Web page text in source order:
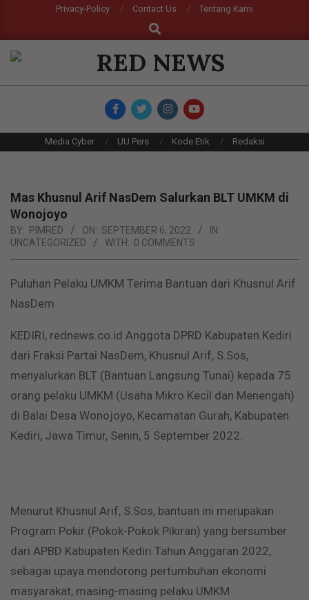
content
Privacy-Policy Contact Us
Tentang Kami
Search
RED
Media Cyber UU Pers Kode Etik Redaksi
Mas Khusnul Arif NasDem Salurkan BLT UMKM di
Wonojoyo
BY: PIMRED ON: SEPTEMBER 6, 2022
IN:
UNCATEGORIZED
WITH: 0 COMMENTS
Puluhan Pelaku UMKM Terima Bantuan dari Khusnul Arif
NasDem
KEDIRI, rednews.co.id Anggota DPRD Kabupaten Kediri
dari Fraksi Partai NasDem, Khusnul Arif, S.Sos,
menyalurkan BLT (Bantuan Langsung Tunai) kepada 75
orang pelaku UMKM (Usaha Mikro Kecil dan Menengah)
di Balai Desa Wonojoyo, Kecamatan Gurah, Kabupaten
Kediri, Jawa Timur, Senin, 5 September 2022.
Menurut Khusnul Arif, S.Sos, bantuan ini merupakan
Program Pokir (Pokok-Pokok Pikiran) yang bersumber
dari APBD Kabupaten Kediri Tahun Anggaran 2022,
sebagai upaya mendorong pertumbuhan ekonomi
masyarakat, masing-masing pelaku UMKM